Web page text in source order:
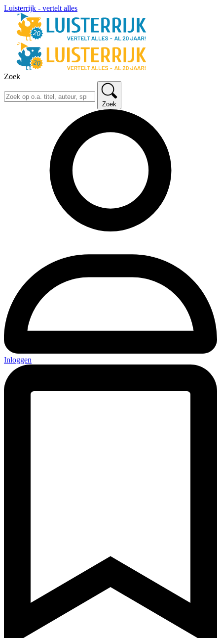
Luisterrijk - vertelt alles
Zoek
Zoek
Inloggen